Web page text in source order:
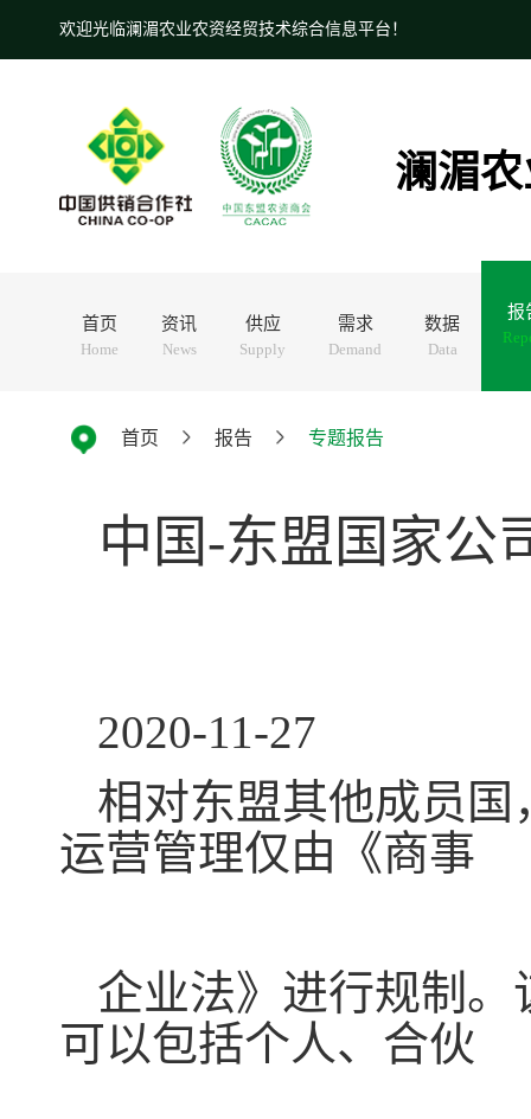
欢迎光临澜湄农业农资经贸技术综合信息平台！
澜湄
首页
Home
资讯
News
供应
Supply
需求
Demand
数据
Data
报
首页 报告 专题报告
中国-东盟国家公
2020-11-27
相对东盟其他成员
运营管理仅由《商事
企业法》进行规制
可以包括个人、合伙